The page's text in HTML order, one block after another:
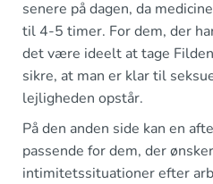
senere på dagen, da
til 4-5 timer. For dem, der
det være ideelt at tage
sikre, at man er klar til
lejligheden opstår.
På den anden side kan en
passende for dem, der
intimitetssituationer efter